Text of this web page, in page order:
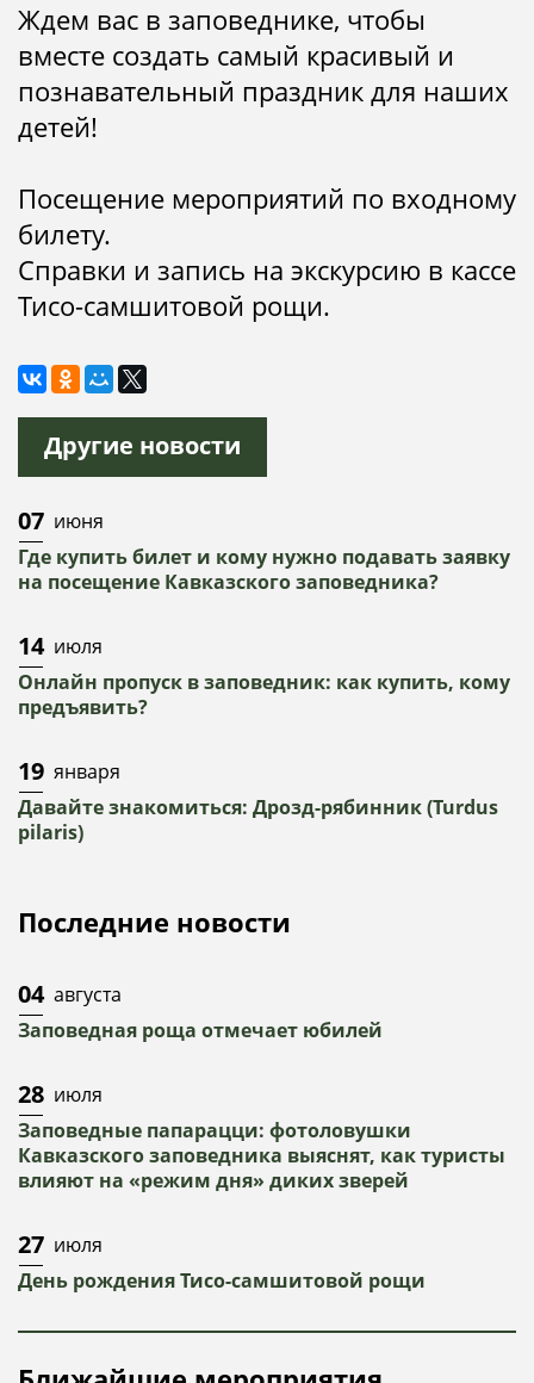
Ждем вас в заповеднике, чтобы
вместе создать самый красивый и
познавательный праздник для наших
детей!
Посещение мероприятий по входному
билету.
Справки и запись на экскурсию в кассе
Тисо-самшитовой рощи.
Другие новости
07 июня
Где купить билет и кому нужно подавать заявку
на посещение Кавказского заповедника?
14 июля
Онлайн пропуск в заповедник: как купить, кому
предъявить?
19 января
Давайте знакомиться: Дрозд-рябинник (Turdus
pilaris)
Последние новости
04 августа
Заповедная роща отмечает юбилей
28 июля
Заповедные папарацци: фотоловушки
Кавказского заповедника выяснят, как туристы
влияют на «режим дня» диких зверей
27 июля
День рождения Тисо-самшитовой рощи